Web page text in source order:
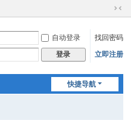
切
到
窄
自动登录
找回密码
登录 立即注册
快捷导航